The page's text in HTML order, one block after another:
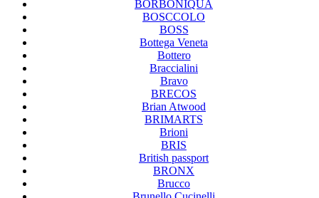
BORBONIQUA
BOSCCOLO
BOSS
Bottega Veneta
Bottero
Braccialini
Bravo
BRECOS
Brian Atwood
BRIMARTS
Brioni
BRIS
British passport
BRONX
Brucco